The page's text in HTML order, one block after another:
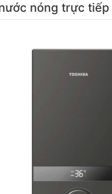
nóng trực